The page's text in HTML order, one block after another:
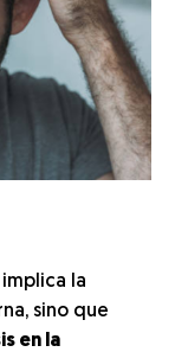
la
sino que
en la